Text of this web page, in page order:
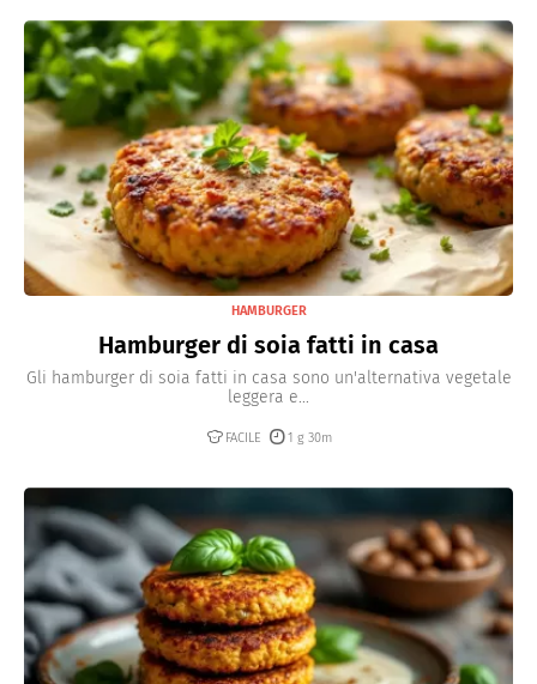
HAMBURGER
Hamburger di soia fatti in casa
Gli hamburger di soia fatti in casa sono un'alternativa vegetale
leggera e...
FACILE 1 g 30m